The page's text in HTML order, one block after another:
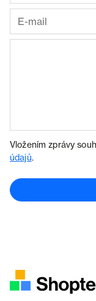
Vložením zprávy
údajů.